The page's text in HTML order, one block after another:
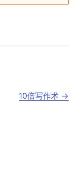
10倍写作术 →